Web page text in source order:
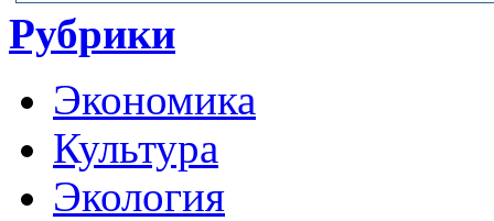
Рубрики
Экономика
Культура
Экология